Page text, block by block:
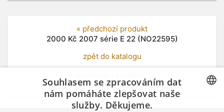
« předchozí produkt
2000 Kč 2007 série E 22 (NO22595)
zpět do katalogu
100 Kčs 1961 série T 66,... (NO22597)
Souhlasem se zpracováním dat
nám pomáháte zlepšovat naše
služby. Děkujeme.